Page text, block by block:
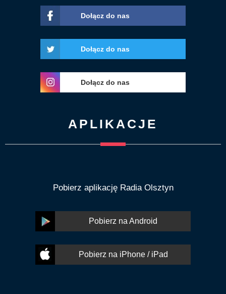
Dołącz do nas
Dołącz do nas
Dołącz do nas
APLIKACJE
Pobierz aplikację Radia Olsztyn
Pobierz na Android
Pobierz na iPhone / iPad